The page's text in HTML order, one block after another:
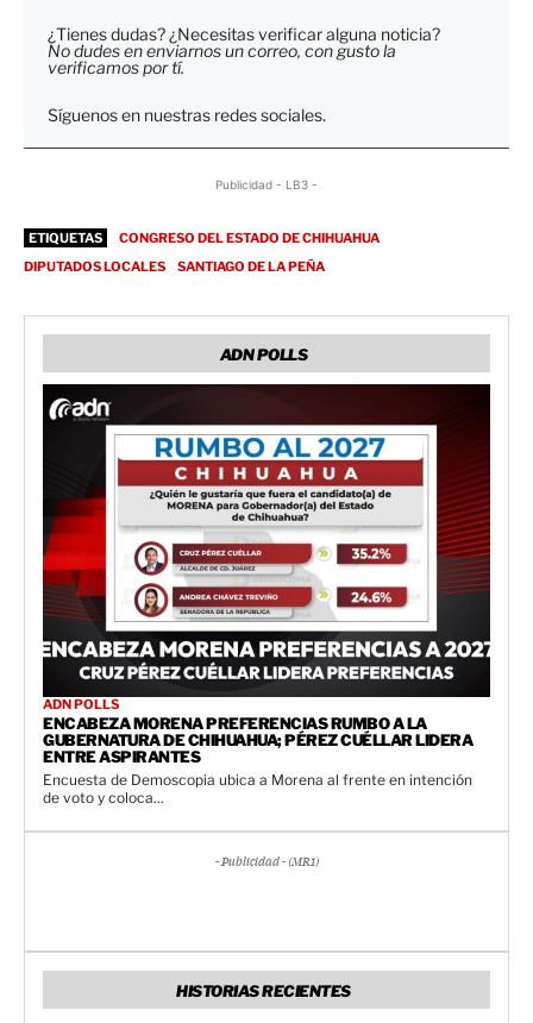
¿Tienes dudas? ¿Necesitas verificar alguna noticia?
No dudes en enviarnos un correo, con gusto la
verificamos por tí.
Síguenos en nuestras redes sociales.
Publicidad - LB3 -
ETIQUETAS
CONGRESO DEL ESTADO DE CHIHUAHUA
DIPUTADOS LOCALES
SANTIAGO DE LA PEÑA
ADN POLLS
ADN POLLS
ENCABEZA MORENA PREFERENCIAS RUMBO A LA
GUBERNATURA DE CHIHUAHUA; PÉREZ CUÉLLAR LIDERA
ENTRE ASPIRANTES
Encuesta de Demoscopia ubica a Morena al frente en intención
de voto y coloca...
- Publicidad - (MR1)
HISTORIAS RECIENTES